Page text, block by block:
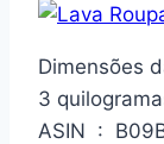
Dimensões da
3
ASIN ‏ :